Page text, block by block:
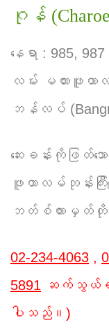
ဂုန်
နေရာ : 985,
လမ်း မဟားဖူထ
ဘန်လပ်
ဆေးခန်းကိုဖြတ်သ
ဖူထာလမ်ဘုန်းကြီးက
ဘတ်စ်ကားမှတ်
02-234-4063 ,
5891 ဆက်သွယ်ရ
ပါသည်။)